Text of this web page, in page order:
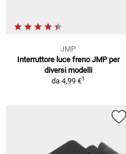
JMP
Interruttore luce freno JMP per
diversi modelli
da 4,99 €1